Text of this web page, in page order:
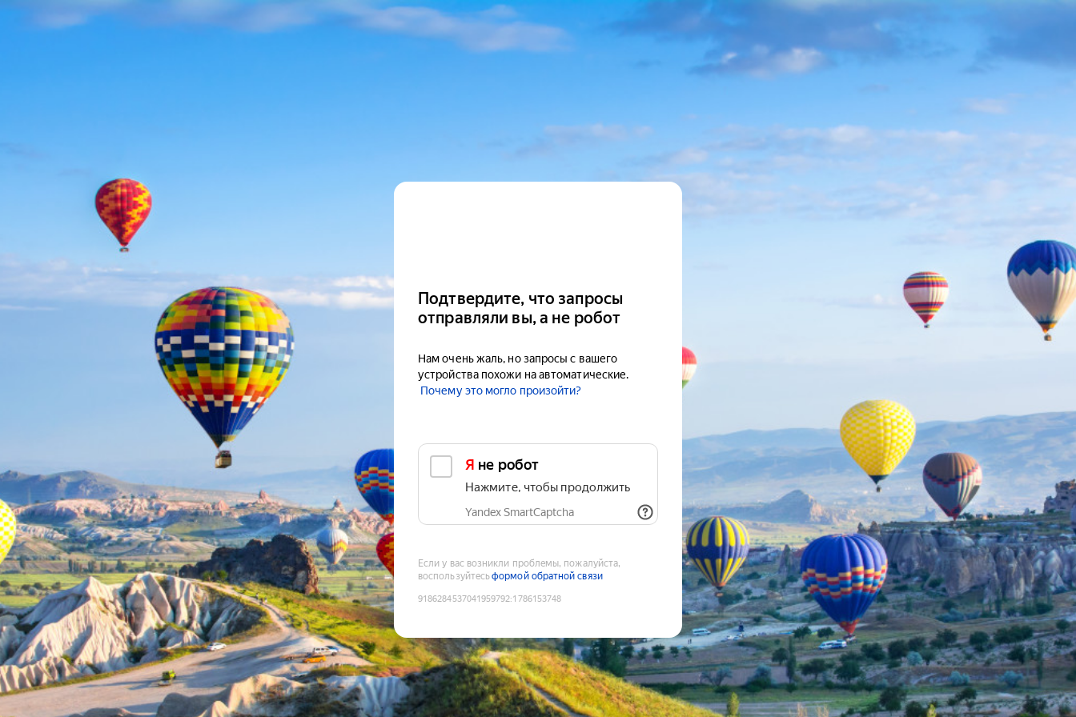
Подтвердите, что запросы
отправляли вы, а не робот
Нам очень жаль, но запросы с вашего
устройства похожи на автоматические.
Почему это могло произойти?
Я не робот
Нажмите, чтобы продолжить
Yandex SmartCaptcha
Если у вас возникли проблемы, пожалуйста,
воспользуйтесьформой обратной связи
9186284537041959792:1786153748